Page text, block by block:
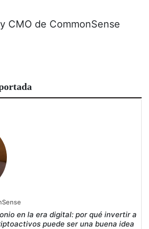
CMO de CommonSense
en la era digital: por qué invertir a
puede ser una buena idea